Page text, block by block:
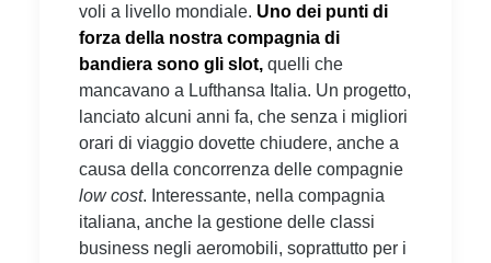
voli a livello mondiale. Uno dei punti di
forza della nostra compagnia di
bandiera sono gli slot, quelli che
mancavano a Lufthansa Italia. Un progetto,
lanciato alcuni anni fa, che senza i migliori
orari di viaggio dovette chiudere, anche a
causa della concorrenza delle compagnie
low cost. Interessante, nella compagnia
italiana, anche la gestione delle classi
business negli aeromobili, soprattutto per i